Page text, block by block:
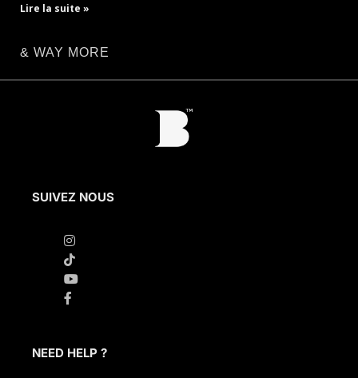
Lire la suite »
& WAY MORE
SUIVEZ NOUS
NEED HELP ?